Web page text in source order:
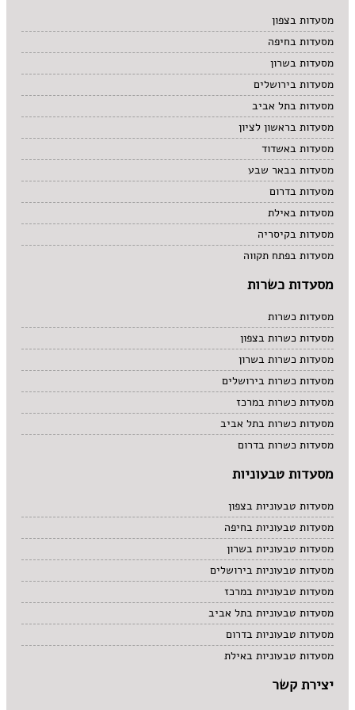
מרקים
מתוקים
סיני
סנדוויץ' בר
פאב
מסעדות בצפון
מסעדות בחיפה
מסעדות בשרון
מסעדות בירושלים
מסעדות בתל אביב
מסעדות בראשון לציון
מסעדות באשדוד
מסעדות בבאר שבע
מסעדות בדרום
מסעדות באילת
מסעדות בקיסריה
מסעדות בפתח תקווה
מסעדות כשרות
מסעדות כשרות
מסעדות כשרות בצפון
מסעדות כשרות בשרון
מסעדות כשרות בירושלים
מסעדות כשרות במרכז
מסעדות כשרות בתל אביב
מסעדות כשרות בדרום
מסעדות טבעוניות
מסעדות טבעוניות בצפון
מסעדות טבעוניות בחיפה
מסעדות טבעוניות בשרון
מסעדות טבעוניות בירושלים
מסעדות טבעוניות במרכז
מסעדות טבעוניות בתל אביב
מסעדות טבעוניות בדרום
מסעדות טבעוניות באילת
יצירת קשר